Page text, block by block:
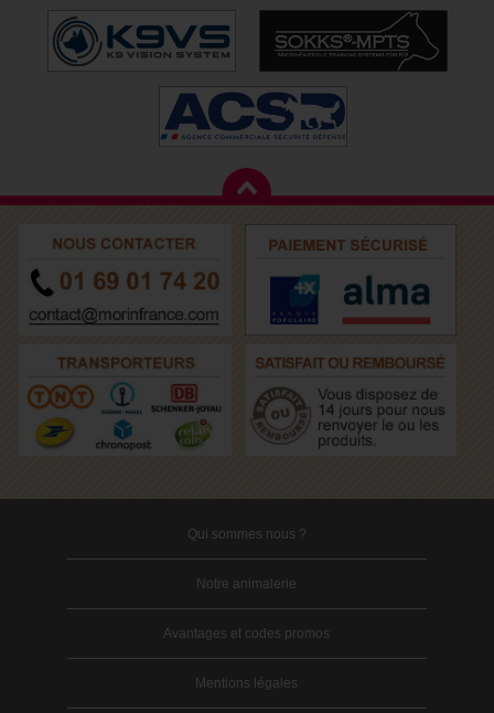
Qui sommes nous ?
Notre animalerie
Avantages et codes promos
Mentions légales